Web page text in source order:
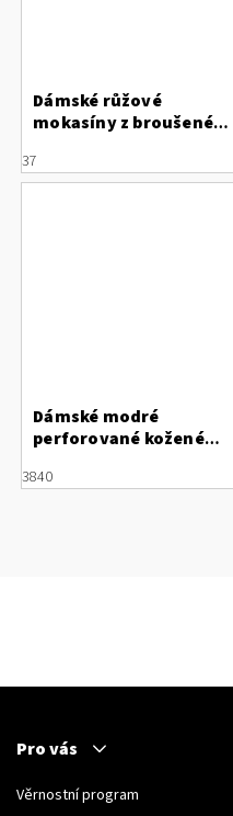
Dámské růžové
mokasíny z broušené
Letizia
37
Dámské modré
perforované kožené
3840
Pro vás
Věrnostní program